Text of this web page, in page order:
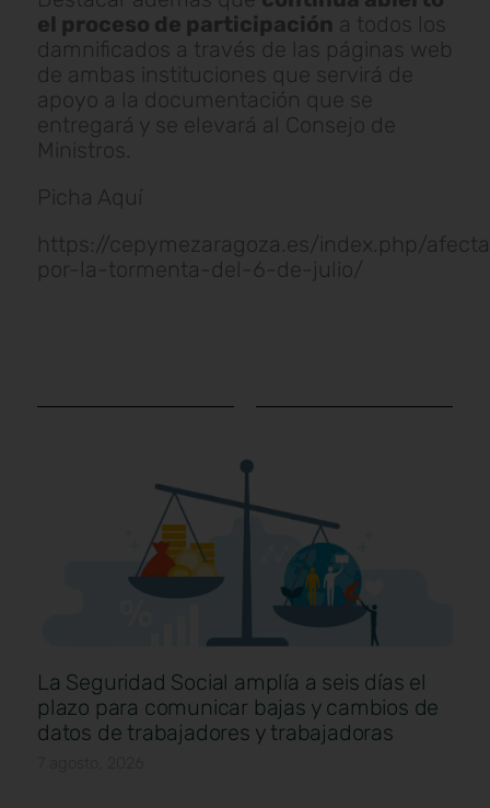
el proceso de participación a todos los
damnificados a través de las páginas web
de ambas instituciones que servirá de
apoyo a la documentación que se
entregará y se elevará al Consejo de
Ministros.
Picha Aquí
https://cepymezaragoza.es/index.php/
por-la-tormenta-del-6-de-julio/
La Seguridad Social amplía a seis días el
plazo para comunicar bajas y cambios de
datos de trabajadores y trabajadoras